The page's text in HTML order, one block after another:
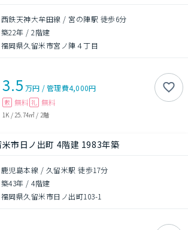
西鉄天神大牟田線 / 宮の陣駅 徒歩6分
築22年 /2階建
福岡県久留米市宮ノ陣４丁目
3.5 万円 /管理費4,000円
敷 無料 礼 無料
1K / 25.74㎡ / 2階
米市日ノ出町 4階建 1983年築
鹿児島本線 / 久留米駅 徒歩17分
築43年 /4階建
福岡県久留米市日ノ出町103-1